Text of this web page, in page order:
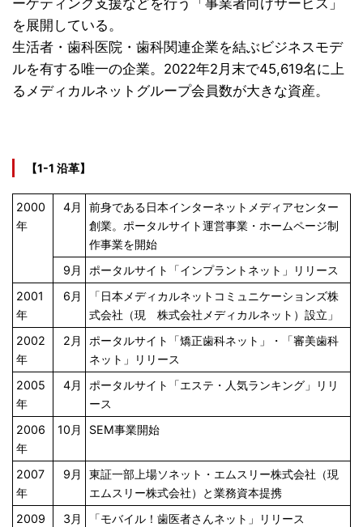
を展開している。
生活者・歯科医院・歯科関連企業を結ぶビジネスモデ
ルを有する唯一の企業。2022年2月末で45,619名に上
るメディカルネットグループ会員数が大きな資産。
【1-1 沿革】
2000
年
4月
前身である日本インターネットメディアセンター
創業。ポータルサイト運営事業・ホームページ制
作事業を開始
9月
ポータルサイト「インプラントネット」リリース
2001
年
6月
「日本メディカルネットコミュニケーションズ株
式会社（現 株式会社メディカルネット）設立」
2002
年
2月
ポータルサイト「矯正歯科ネット」・「審美歯科
ネット」リリース
2005
年
4月
ポータルサイト「エステ・人気ランキング」リリ
ース
2006
年
10月 SEM事業開始
2007
年
9月
東証一部上場ソネット・エムスリー株式会社（現
エムスリー株式会社）と業務資本提携
2009
3月 「モバイル！歯医者さんネット」リリース